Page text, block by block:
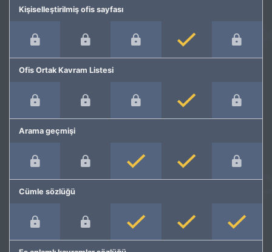
Kişiselleştirilmiş ofis sayfası
Ofis Ortak Kavram Listesi
Arama geçmişi
Cümle sözlüğü